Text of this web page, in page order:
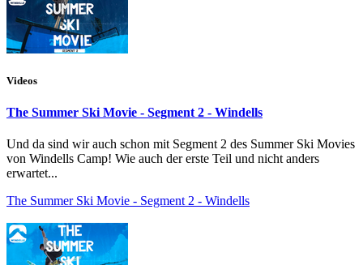
Videos
The Summer Ski Movie - Segment 2 - Windells
Und da sind wir auch schon mit Segment 2 des Summer Ski Movies
von Windells Camp! Wie auch der erste Teil und nicht anders
erwartet...
The Summer Ski Movie - Segment 2 - Windells